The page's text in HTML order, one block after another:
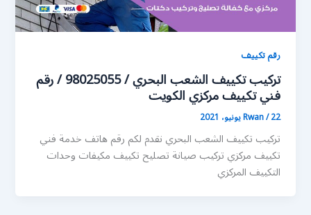
رقم تكييف
تركيب تكييف الشعب البحري / 98025055 / رقم
فني تكييف مركزي الكويت
Rwan/22 يونيو، 2021
تركيب تكييف الشعب البحري نقدم لكم رقم هاتف خدمة فني
تكييف مركزي تركيب صيانة تصليح تكييف مكيفات وحدات
التكييف المركزي